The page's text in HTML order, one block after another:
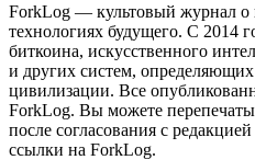
ForkLog — культовый журнал о
технологиях будущего. С 2014
биткоина, искусственного
и других систем,
цивилизации. Все
ForkLog. Вы можете
после согласования с
ссылки на ForkLog.